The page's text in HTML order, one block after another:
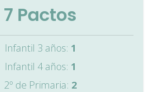
7 Pactos
Infantil 3 años: 1
Infantil 4 años: 1
2º de Primaria: 2